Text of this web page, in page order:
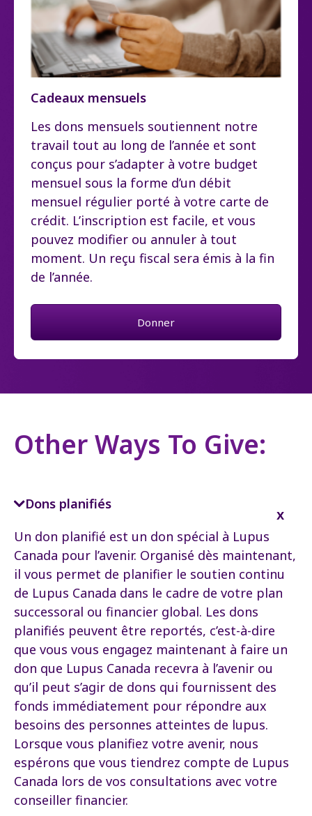
Cadeaux mensuels
Les dons mensuels soutiennent notre
travail tout au long de l’année et sont
conçus pour s’adapter à votre budget
mensuel sous la forme d’un débit
mensuel régulier porté à votre carte de
crédit. L’inscription est facile, et vous
pouvez modifier ou annuler à tout
moment. Un reçu fiscal sera émis à la fin
de l’année.
Donner
Other Ways To Give:
Dons planifiés
Un don planifié est un don spécial à Lupus
Canada pour l’avenir. Organisé dès maintenant,
il vous permet de planifier le soutien continu
de Lupus Canada dans le cadre de votre plan
successoral ou financier global. Les dons
planifiés peuvent être reportés, c’est-à-dire
que vous vous engagez maintenant à faire un
don que Lupus Canada recevra à l’avenir ou
qu’il peut s’agir de dons qui fournissent des
fonds immédiatement pour répondre aux
besoins des personnes atteintes de lupus.
Lorsque vous planifiez votre avenir, nous
espérons que vous tiendrez compte de Lupus
Canada lors de vos consultations avec votre
conseiller financier.